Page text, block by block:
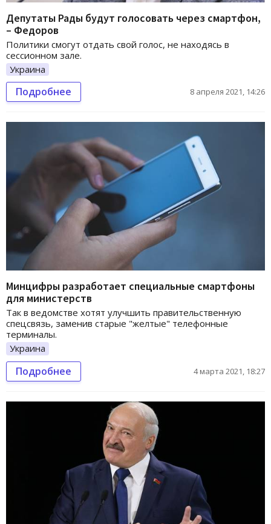
Депутаты Рады будут голосовать через смартфон,
– Федоров
Политики смогут отдать свой голос, не находясь в
сессионном зале.
Украина
Подробнее 8 апреля 2021, 14:26
Минцифры разработает специальные смартфоны
для министерств
Так в ведомстве хотят улучшить правительственную
спецсвязь, заменив старые "желтые" телефонные
терминалы.
Украина
Подробнее 4 марта 2021, 18:27